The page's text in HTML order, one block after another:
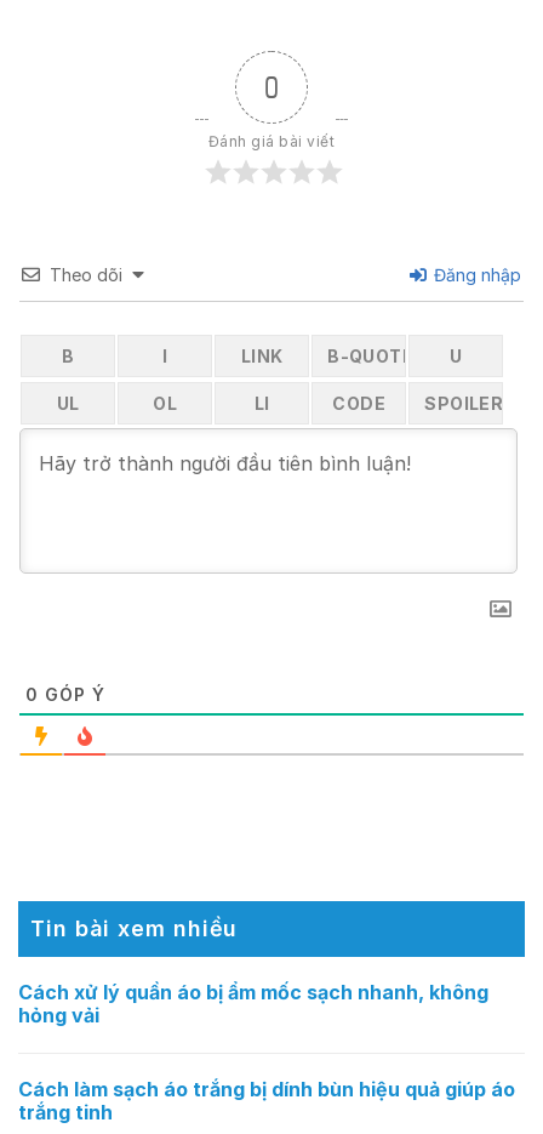
0
Đánh giá bài viết
Theo dõi Đăng nhập
0 GÓP Ý
Tin bài xem nhiều
Cách xử lý quần áo bị ẩm mốc sạch nhanh, không
hỏng vải
Cách làm sạch áo trắng bị dính bùn hiệu quả giúp áo
trắng tinh